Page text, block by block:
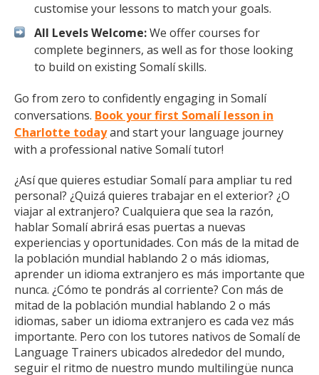
customise your lessons to match your goals.
All Levels Welcome:We offer courses for
complete beginners, as well as for those looking
to build on existing Somalí skills.
Go from zero to confidently engaging in Somalí
conversations. Book your first Somalí lesson in
Charlotte todayand start your language journey
with a professional native Somalí tutor!
¿Así que quieres estudiar Somalí para ampliar tu red
personal? ¿Quizá quieres trabajar en el exterior? ¿O
viajar al extranjero? Cualquiera que sea la razón,
hablar Somalí abrirá esas puertas a nuevas
experiencias y oportunidades. Con más de la mitad de
la población mundial hablando 2 o más idiomas,
aprender un idioma extranjero es más importante que
nunca. ¿Cómo te pondrás al corriente? Con más de
mitad de la población mundial hablando 2 o más
idiomas, saber un idioma extranjero es cada vez más
importante. Pero con los tutores nativos de Somalí de
Language Trainers ubicados alrededor del mundo,
seguir el ritmo de nuestro mundo multilingüe nunca